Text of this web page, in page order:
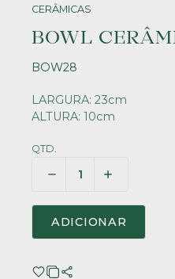
CERÂMICAS
BOWL
BOW28
LARGURA: 23cm
ALTURA: 10cm
QTD.
ADICIONAR